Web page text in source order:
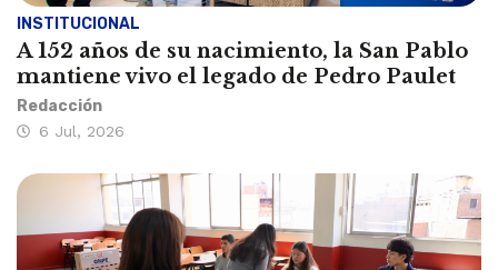
INSTITUCIONAL
A 152 años de su nacimiento, la San Pablo
mantiene vivo el legado de Pedro Paulet
Redacción
6 Jul, 2026